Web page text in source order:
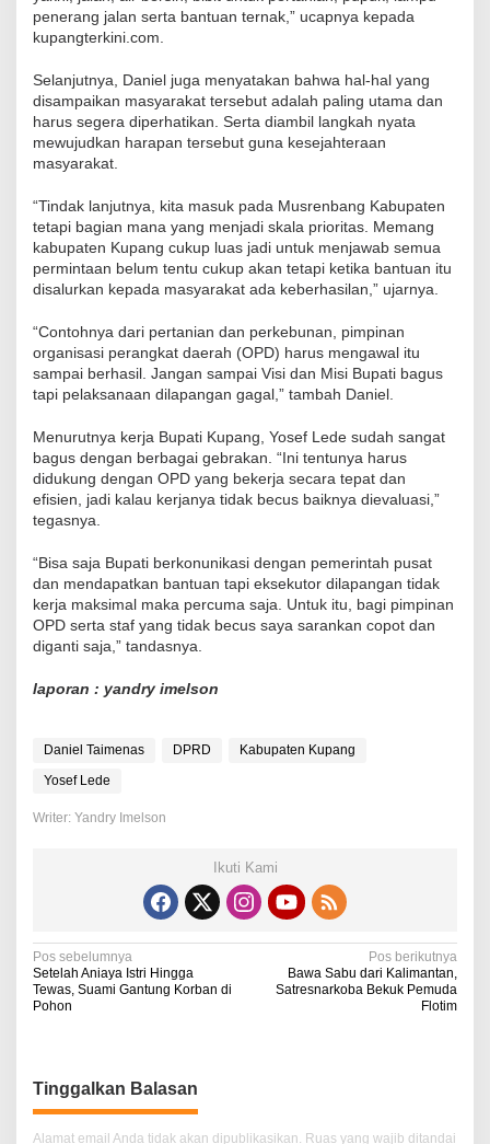
penerang jalan serta bantuan ternak,” ucapnya kepada
kupangterkini.com.
Selanjutnya, Daniel juga menyatakan bahwa hal-hal yang
disampaikan masyarakat tersebut adalah paling utama dan
harus segera diperhatikan. Serta diambil langkah nyata
mewujudkan harapan tersebut guna kesejahteraan
masyarakat.
“Tindak lanjutnya, kita masuk pada Musrenbang Kabupaten
tetapi bagian mana yang menjadi skala prioritas. Memang
kabupaten Kupang cukup luas jadi untuk menjawab semua
permintaan belum tentu cukup akan tetapi ketika bantuan itu
disalurkan kepada masyarakat ada keberhasilan,” ujarnya.
“Contohnya dari pertanian dan perkebunan, pimpinan
organisasi perangkat daerah (OPD) harus mengawal itu
sampai berhasil. Jangan sampai Visi dan Misi Bupati bagus
tapi pelaksanaan dilapangan gagal,” tambah Daniel.
Menurutnya kerja Bupati Kupang, Yosef Lede sudah sangat
bagus dengan berbagai gebrakan. “Ini tentunya harus
didukung dengan OPD yang bekerja secara tepat dan
efisien, jadi kalau kerjanya tidak becus baiknya dievaluasi,”
tegasnya.
“Bisa saja Bupati berkonunikasi dengan pemerintah pusat
dan mendapatkan bantuan tapi eksekutor dilapangan tidak
kerja maksimal maka percuma saja. Untuk itu, bagi pimpinan
OPD serta staf yang tidak becus saya sarankan copot dan
diganti saja,” tandasnya.
laporan : yandry imelson
Daniel Taimenas DPRD
Kabupaten Kupang
Yosef Lede
Writer: Yandry Imelson
Ikuti Kami
N
a
g
a
Pos sebelumnya
Setelah Aniaya Istri Hingga
Tewas, Suami Gantung Korban di
Pohon
Pos berikutnya
Bawa Sabu dari Kalimantan,
Satresnarkoba Bekuk Pemuda
Flotim
Tinggalkan Balasan
Alamat email Anda tidak akan dipublikasikan. Ruas yang wajib ditandai